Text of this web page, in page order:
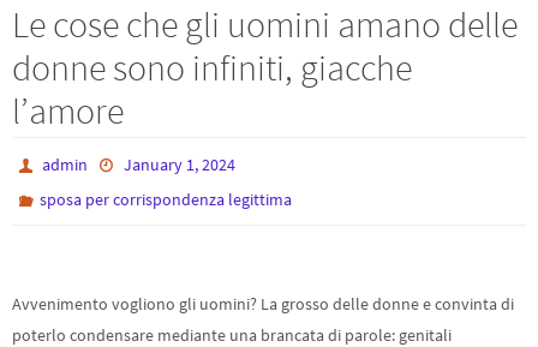
Le cose che gli uomini amano delle
donne sono infiniti, giacche
l’amore
admin
January 1, 2024
sposa per corrispondenza legittima
Avvenimento vogliono gli uomini? La grosso delle donne e convinta di
poterlo condensare mediante una brancata di parole: genitali